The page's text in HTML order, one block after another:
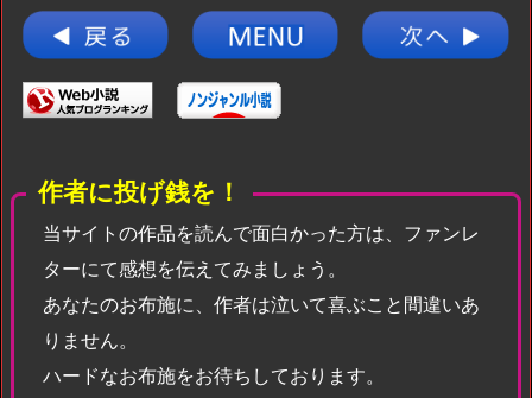
作者に投げ銭を！
当サイトの作品を読んで面白かった方は、ファンレ
ターにて感想を伝えてみましょう。
あなたのお布施に、作者は泣いて喜ぶこと間違いあ
りません。
ハードなお布施をお待ちしております。